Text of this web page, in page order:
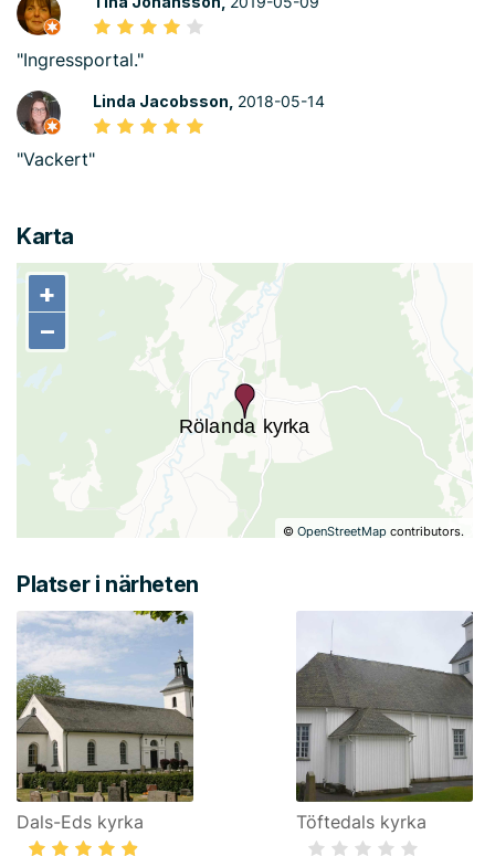
"Ingressportal."
Linda Jacobsson, 2018-05-14
"Vackert"
Karta
+
−
©OpenStreetMap contributors.
+
−
Platser i närheten
Dals-Eds kyrka Töftedals kyrka